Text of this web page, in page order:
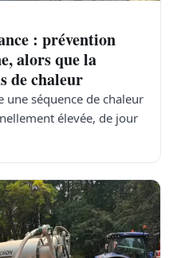
: prévention
alors que la
de chaleur
une séquence de chaleur
élevée, de jour